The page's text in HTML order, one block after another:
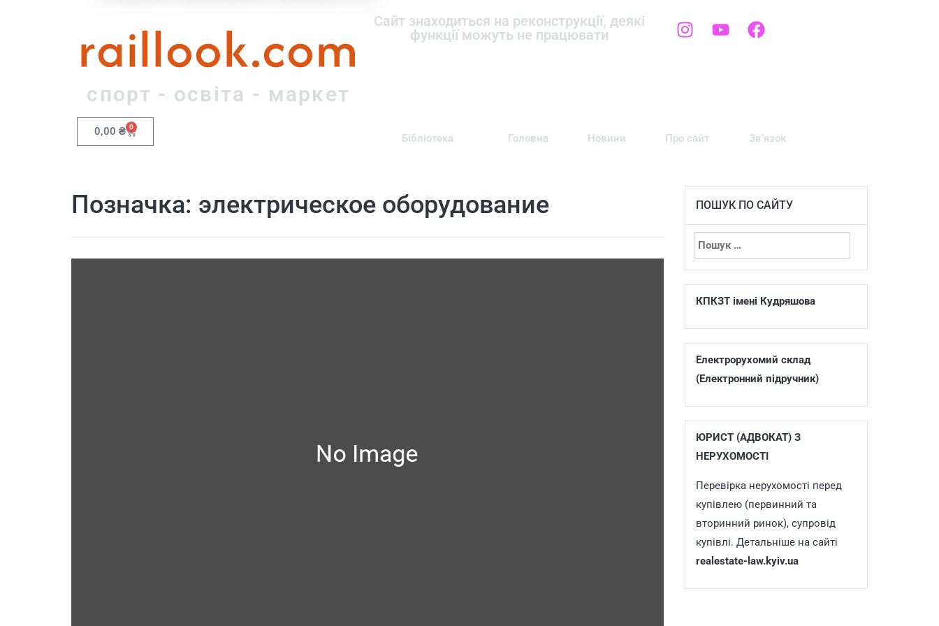
raillook.com
спорт - освіта - маркет
Сайт знаходиться на реконструкції, деякі
функції можуть не працювати
0,00 ₴ 0
Бібліотека Головна Новини Про сайт Зв’язок
Позначка: электрическое оборудование ПОШУК ПО САЙТУ
КПКЗТ імені Кудряшова
Електрорухомий склад
(Електронний підручник)
ЮРИСТ (АДВОКАТ) З
НЕРУХОМОСТІ
Перевірка нерухомості перед
купівлею (первинний та
вторинний ринок), супровід
купівлі. Детальніше на сайті
realestate-law.kyiv.ua